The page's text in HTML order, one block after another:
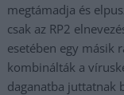
megtámadja és
csak az RP2
esetében egy másik
kombinálták a
daganatba juttatnak